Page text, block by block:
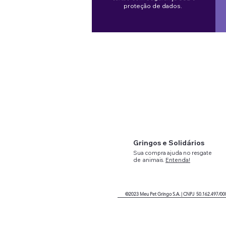
proteção de dados.
©2023Meu Pet GringoS.A. |CNPJ 50.162.497/
Gringos e Solidários
Sua compra ajuda no resgate
de animais. Entenda!